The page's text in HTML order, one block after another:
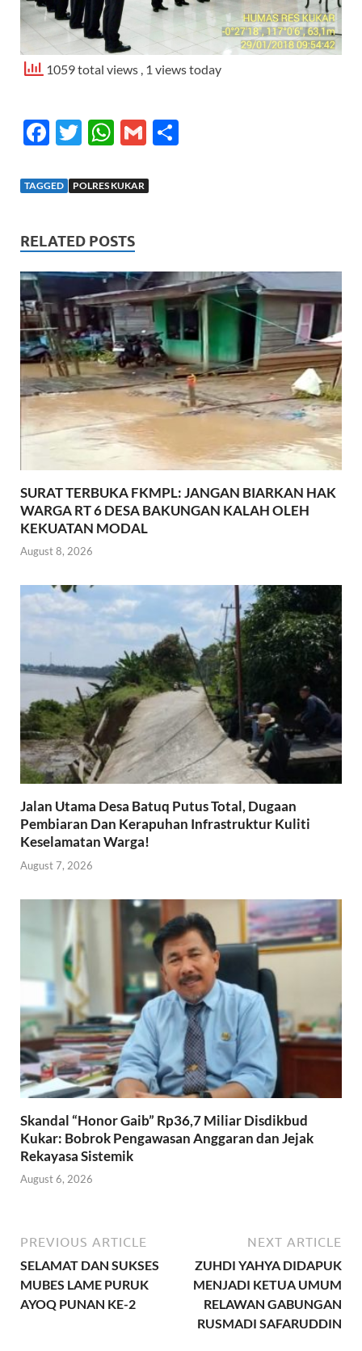
1059 total views , 1 views today
F
e
o
o
k
T
itt
W
at
A
p
p
G
ail
TAGGED POLRES KUKAR
RELATED POSTS
SURAT TERBUKA FKMPL: JANGAN BIARKAN HAK
WARGA RT 6 DESA BAKUNGAN KALAH OLEH
KEKUATAN MODAL
August 8, 2026
Jalan Utama Desa Batuq Putus Total, Dugaan
Pembiaran Dan Kerapuhan Infrastruktur Kuliti
Keselamatan Warga!
August 7, 2026
Skandal “Honor Gaib” Rp36,7 Miliar Disdikbud
Kukar: Bobrok Pengawasan Anggaran dan Jejak
Rekayasa Sistemik
August 6, 2026
PREVIOUS ARTICLE
SELAMAT DAN SUKSES
MUBES LAME PURUK
AYOQ PUNAN KE-2
NEXT ARTICLE
ZUHDI YAHYA DIDAPUK
MENJADI KETUA UMUM
RELAWAN GABUNGAN
RUSMADI SAFARUDDIN